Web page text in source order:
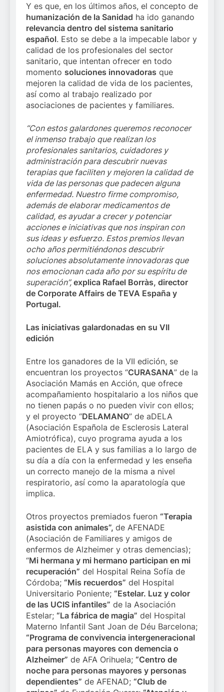
Y es que, en los últimos años, el concepto de
humanización de la Sanidad ha ido ganando
relevancia dentro del sistema sanitario
español. Esto se debe a la impecable labor y
calidad de los profesionales del sector
sanitario, que intentan ofrecer en todo
momento soluciones innovadoras que
mejoren la calidad de vida de los pacientes,
así como al trabajo realizado por
asociaciones de pacientes y familiares.
“Con estos galardones queremos reconocer
el inmenso trabajo que realizan los
profesionales sanitarios, cuidadores y
administración para descubrir nuevas
terapias que faciliten y mejoren la calidad de
vida de las personas que padecen alguna
enfermedad. Nuestro firme compromiso,
además de elaborar medicamentos de
calidad, es ayudar a crecer y potenciar
acciones e iniciativas que nos inspiran con
sus ideas y esfuerzo. Estos premios llevan
ocho años permitiéndonos descubrir
soluciones absolutamente innovadoras que
nos emocionan cada año por su espíritu de
superación”, explica Rafael Borràs, director
de Corporate Affairs de TEVA España y
Portugal.
Las iniciativas galardonadas en su VII
edición
Entre los ganadores de la VII edición, se
encuentran los proyectos “CURASANA” de la
Asociación Mamás en Acción, que ofrece
acompañamiento hospitalario a los niños que
no tienen papás o no pueden vivir con ellos;
y el proyecto “DELAMANO” de aDELA
(Asociación Española de Esclerosis Lateral
Amiotrófica), cuyo programa ayuda a los
pacientes de ELA y sus familias a lo largo de
su día a día con la enfermedad y les enseña
un correcto manejo de la misma a nivel
respiratorio, así como la aparatología que
implica.
Otros proyectos premiados fueron “Terapia
asistida con animales”, de AFENADE
(Asociación de Familiares y amigos de
enfermos de Alzheimer y otras demencias);
“Mi hermana y mi hermano participan en mi
recuperación” del Hospital Reina Sofía de
Córdoba; “Mis recuerdos” del Hospital
Universitario Poniente; “Estelar. Luz y color
de las UCIS infantiles” de la Asociación
Estelar; “La fábrica de magia” del Hospital
Materno Infantil Sant Joan de Déu Barcelona;
“Programa de convivencia intergeneracional
para personas mayores con demencia o
Alzheimer” de AFA Orihuela; “Centro de
noche para personas mayores y personas
dependientes” de AFENAD; “Club de